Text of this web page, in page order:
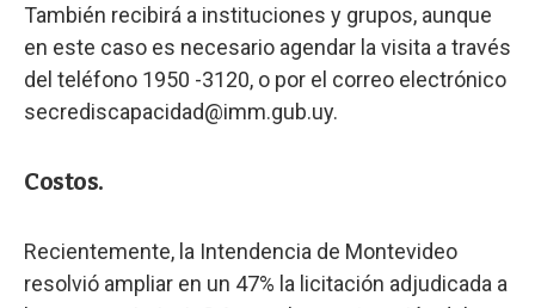
También recibirá a instituciones y grupos, aunque
en este caso es necesario agendar la visita a través
del teléfono 1950 -3120, o por el correo electrónico
secrediscapacidad@imm.gub.uy.
Costos.
Recientemente, la Intendencia de Montevideo
resolvió ampliar en un 47% la licitación adjudicada a